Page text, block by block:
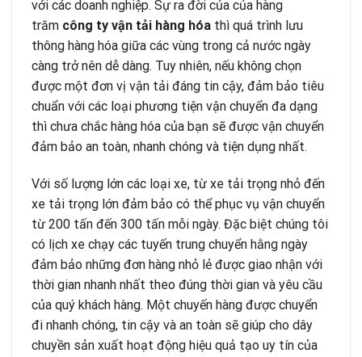
với các doanh nghiệp. Sự ra đời của của hàng
trăm công ty vận tải hàng hóa thì quá trình lưu
thông hàng hóa giữa các vùng trong cả nước ngày
càng trở nên dễ dàng. Tuy nhiên, nếu không chọn
được một đơn vị vận tải đáng tin cậy, đảm bảo tiêu
chuẩn với các loại phương tiện vận chuyển đa dạng
thì chưa chắc hàng hóa của bạn sẽ được vận chuyển
đảm bảo an toàn, nhanh chóng và tiện dụng nhất.
Với số lượng lớn các loại xe, từ xe tải trọng nhỏ đến
xe tải trọng lớn đảm bảo có thể phục vụ vận chuyển
từ 200 tấn đến 300 tấn mỗi ngày. Đặc biệt chúng tôi
có lịch xe chạy các tuyến trung chuyển hằng ngày
đảm bảo những đơn hàng nhỏ lẻ được giao nhận với
thời gian nhanh nhất theo đúng thời gian và yêu cầu
của quý khách hàng. Một chuyến hàng được chuyển
đi nhanh chóng, tin cậy và an toàn sẽ giúp cho dây
chuyền sản xuất hoạt động hiệu quả tạo uy tín của